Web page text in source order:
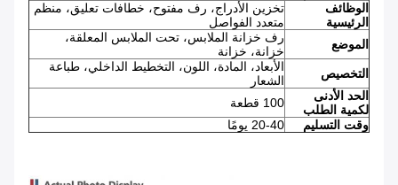
الوظائف
الرئيسية
تخزين الأدراج، رف مفتوح، خطافات تعليق، منظم
متعدد الفواصل
الموضع
رف خزانة الملابس، تحت الملابس المعلقة،
خزانة، خزانة
التخصيص
الأبعاد، المادة، اللون، التخطيط الداخلي، طباعة
الشعار
الحد الأدنى
لكمية الطلب
100 قطعة
وقت التسليم
20-40 يومًا